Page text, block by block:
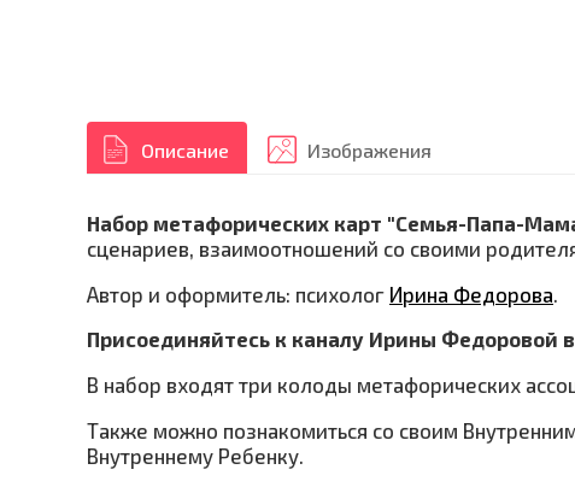
Описание Изображения
Набор метафорических карт "Семья-Папа-
сценариев, взаимоотношений со своими
Автор и оформитель: психолог Ирина Федорова
Присоединяйтесь к каналу Ирины Федоровой в
В набор входят три колоды метафорических
Также можно познакомиться со своим
Внутреннему Ребенку.